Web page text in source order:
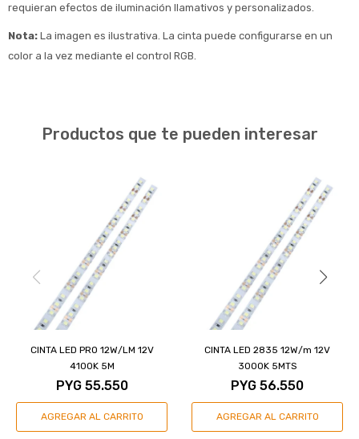
requieran efectos de iluminación llamativos y personalizados.
Nota: La imagen es ilustrativa. La cinta puede configurarse en un
color a la vez mediante el control RGB.
Productos que te pueden interesar
CINTA LED PRO 12W/LM 12V
4100K 5M
PYG 55.550
CINTA LED 2835 12W/m 12V
3000K 5MTS
PYG 56.550